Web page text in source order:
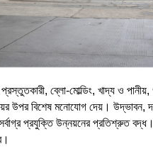
ব্লো-মোল্ডিং, খাদ্য ও
উপর বিশেষ মনোযোগ দেয়।
প্রযুক্তি উন্নয়নের প্রতিশ্রুত